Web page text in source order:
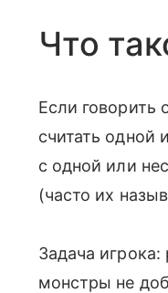
Что
Если говорить
считать одной
с одной или
(часто их
Задача
монстры не